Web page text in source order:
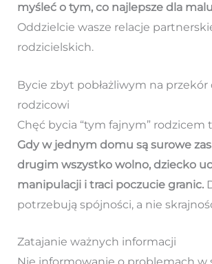
myśleć o tym, co najlepsze dla
Oddzielcie wasze relacje
rodzicielskich.
Bycie zbyt pobłażliwym na
rodzicowi
Chęć bycia “tym fajnym” rodzicem
Gdy w jednym domu są surowe
drugim wszystko wolno, dziecko
manipulacji i traci poczucie granic.
potrzebują spójności, a nie
Zatajanie ważnych informacji